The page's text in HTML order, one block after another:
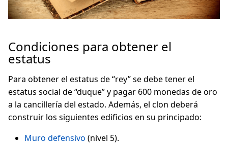
Condiciones para obtener el
estatus
Para obtener el estatus de “rey” se debe tener el
estatus social de “duque” y pagar 600 monedas de oro
a la cancillería del estado. Además, el clon deberá
construir los siguientes edificios en su principado:
Muro defensivo (nivel 5).